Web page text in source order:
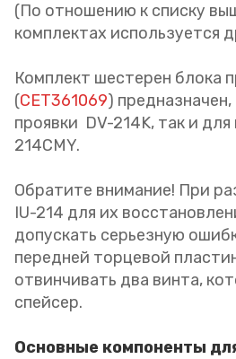
(По отношению к списку
комплектах используется
Комплект шестерен блока
(CET361069)
проявки DV-214K, так и
214CMY.
Обратите внимание! При
IU-214 для их
допускать серьезную
передней торцевой
отвинчивать два винта,
спейсер.
Основные компоненты